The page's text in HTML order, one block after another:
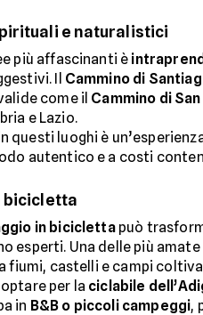
e naturalistici
più affascinanti è
Il Cammino di
come il Cammino di
e Lazio.
questi luoghi è
autentico e a costi
bicicletta
in biciclettapuò
esperti. Una delle più amate
fiumi, castelli e campi
per la ciclabile
in B&B o piccoli campeggi,